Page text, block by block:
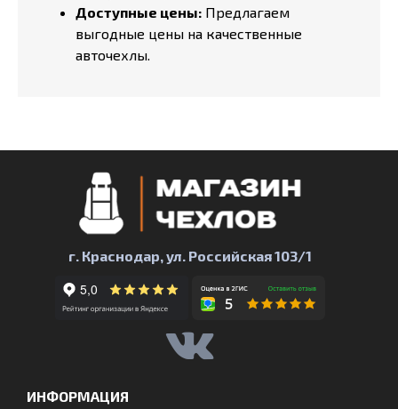
Доступные цены: Предлагаем
выгодные цены на качественные
авточехлы.
г. Краснодар, ул. Российская 103/1
ИНФОРМАЦИЯ